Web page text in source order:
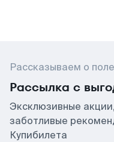
Рассказываем о
Рассылка с
Эксклюзивные
заботливые
Купибилета